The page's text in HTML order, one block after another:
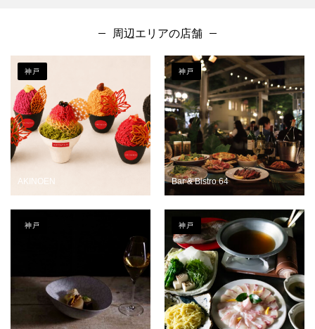
周辺エリアの店舗
AKINOEN
神戸
Bar & Bistro 64
神戸
神戸 神戸